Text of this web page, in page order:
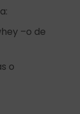
–o de
o